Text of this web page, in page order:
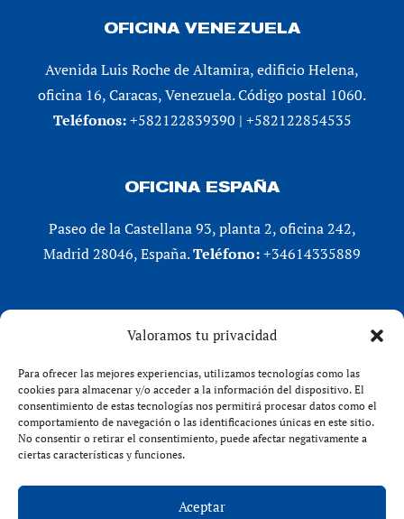
Valoramos tu privacidad
Para ofrecer las mejores experiencias, utilizamos tecnologías como las
cookies para almacenar y/o acceder a la información del dispositivo. El
consentimiento de estas tecnologías nos permitirá procesar datos como el
comportamiento de navegación o las identificaciones únicas en este sitio.
No consentir o retirar el consentimiento, puede afectar negativamente a
ciertas características y funciones.
Aceptar
OFICINA VENEZUELA
Avenida Luis Roche de Altamira, edificio Helena,
oficina 16, Caracas, Venezuela. Código postal 1060.
Teléfonos:+582122839390 | +582122854535
OFICINA ESPAÑA
Paseo de la Castellana 93, planta 2, oficina 242,
Madrid 28046, España.Teléfono:+34614335889
X (Twitter)
Instagram
Facebook